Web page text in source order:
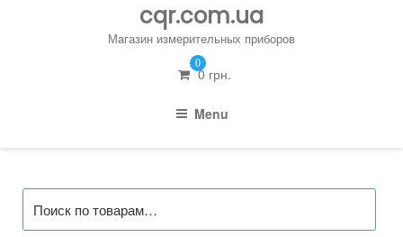
cqr.com.ua
Магазин измерительных приборов
0
0 грн.
Menu